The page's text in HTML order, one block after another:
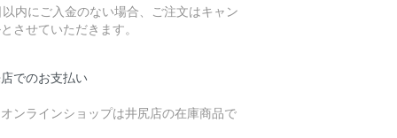
内にご入金のない場合、ご注文はキャン
させていただきます。
でのお支払い
ンラインショップは井尻店の在庫商品で